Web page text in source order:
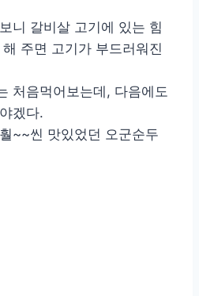
니 갈비살 고기에 있는 힘
주면 고기가 부드러워진
처음먹어보는데, 다음에도
겠다.
~~씬 맛있었던 오군순두